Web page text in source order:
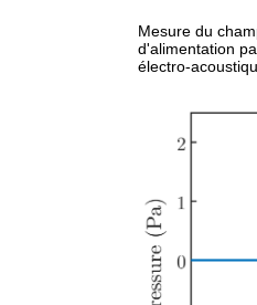
Mesure du
d'alimentation
électro-